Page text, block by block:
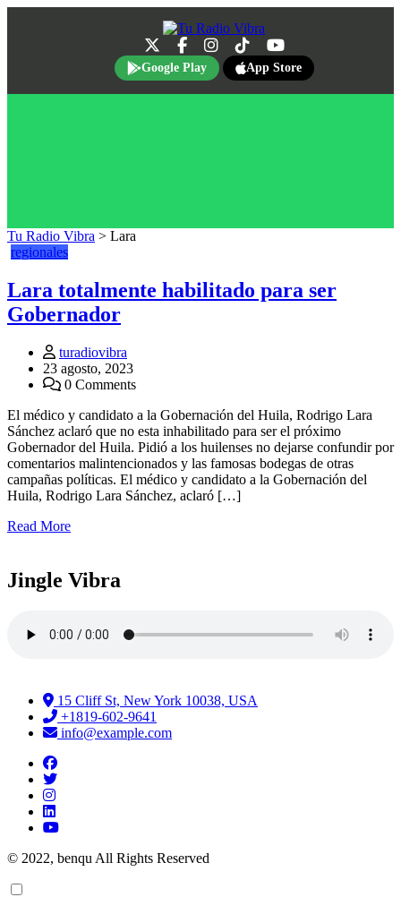
Google Play App Store
Tu Radio Vibra > Lara
regionales
Lara totalmente habilitado para ser
Gobernador
turadiovibra
23 agosto, 2023
0 Comments
El médico y candidato a la Gobernación del Huila, Rodrigo Lara
Sánchez aclaró que no esta inhabilitado para ser el próximo
Gobernador del Huila. Pidió a los huilenses no dejarse confundir por
comentarios malintencionados y las famosas bodegas de otras
campañas políticas. El médico y candidato a la Gobernación del
Huila, Rodrigo Lara Sánchez, aclaró […]
Read More
Jingle Vibra
15 Cliff St, New York 10038, USA
+1819-602-9641
info@example.com
© 2022, benqu All Rights Reserved